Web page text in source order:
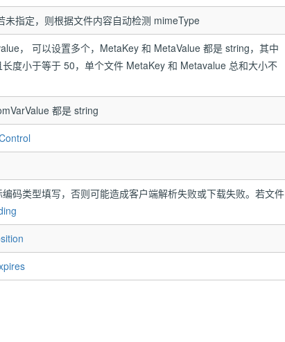
指定，则根据文件内容自动检测 mimeType
， 可以设置多个，MetaKey 和 MetaValue 都是 string，其中
度小于等于 50，单个文件 MetaKey 和 Metavalue 总和大小不
都是 string
码类型填写，否则可能造成客户端解析失败或下载失败。若文件